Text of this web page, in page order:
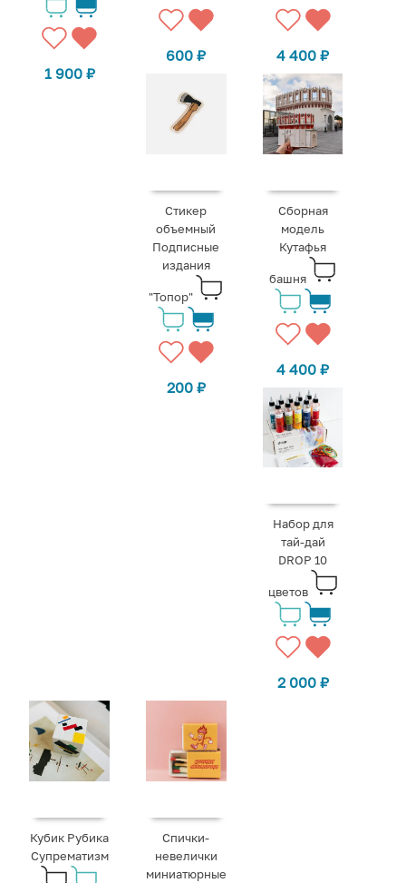
1 900 ₽
600₽ 4 400₽
Стикер
объемный
Подписные
издания
"Топор"
200 ₽
Сборная
модель
Кутафья
башня
4 400₽
Набор для
тай-дай
DROP 10
цветов
2 000 ₽
Кубик Рубика
Супрематизм
Спички-
невелички
миниатюрные